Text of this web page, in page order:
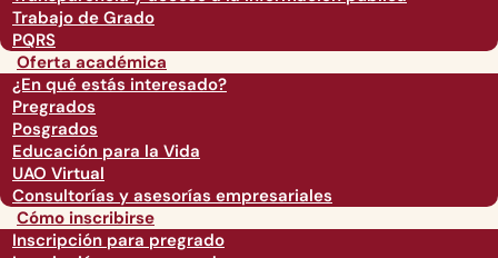
Trabajo de Grado
PQRS
Oferta académica
¿En qué estás interesado?
Pregrados
Posgrados
Educación para la Vida
UAO Virtual
Consultorías y asesorías empresariales
Cómo inscribirse
Inscripción para pregrado